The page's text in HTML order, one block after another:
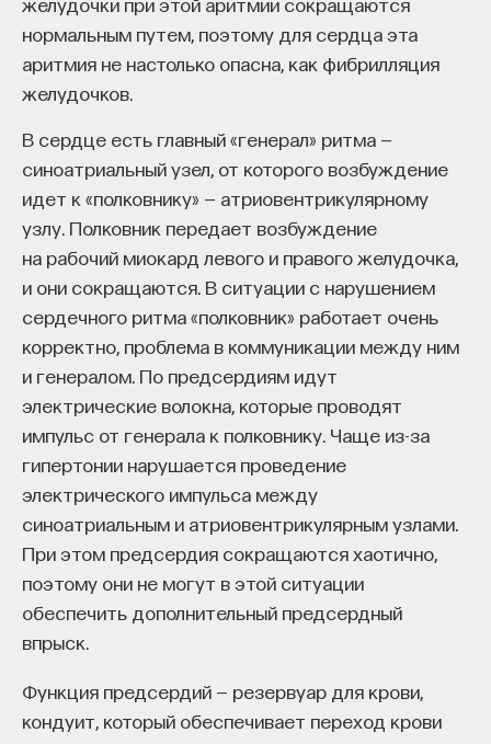
нормальным путем, поэтому для сердца эта
аритмия не настолько опасна, как фибрилляция
желудочков.
В сердце есть главный «генерал» ритма —
синоатриальный узел, от которого возбуждение
идет к «полковнику» — атриовентрикулярному
узлу. Полковник передает возбуждение
на рабочий миокард левого и правого желудочка,
и они сокращаются. В ситуации с нарушением
сердечного ритма «полковник» работает очень
корректно, проблема в коммуникации между ним
и генералом. По предсердиям идут
электрические волокна, которые проводят
импульс от генерала к полковнику. Чаще из-за
гипертонии нарушается проведение
электрического импульса между
синоатриальным и атриовентрикулярным узлами.
При этом предсердия сокращаются хаотично,
поэтому они не могут в этой ситуации
обеспечить дополнительный предсердный
впрыск.
Функция предсердий — резервуар для крови,
кондуит, который обеспечивает переход крови
такое пространство и что такое время? Что
значит мыслить и что представляет собой наше
сознание? Реальна ли реальность и откуда
мы знаем то, что знаем? Существует ли в мире
свобода?
— Переосмыслите границы доверия
собственному знанию.
Автор курса:Диана Гаспарян — кандидат
философских наук, профессор Школы философии
и культурологии факультета гуманитарных наук
НИУ ВШЭ.
НАПИСАТЬ НАМ
НАД МАТЕРИАЛОМ РАБОТАЛИ
ПостНаука
Если мы хотим предложить новый
микроприбор для доставки макромолекулы
из точки А в точку Б, нужно, чтобы она при
этом не диффундировала, чтобы не было
никаких конформационных изменений,
то есть чтобы это была та же самая
молекула в точках А и Б. Для этого
необходимо оптимизировать геометрию
прибора, нужны довольно быстрые методы
расчета. Мы не можем себе позволить
считать на суперкомпьютере
с атомистическим разрешением весь этот
прибор: это просто неэффективно.
Основным вызовом являются
многомасштабные модели, где
мы используем совершенно разную физику
для описания атомистических
и гидродинамических расчетов. Чтобы
модель эффективно работала в рамках